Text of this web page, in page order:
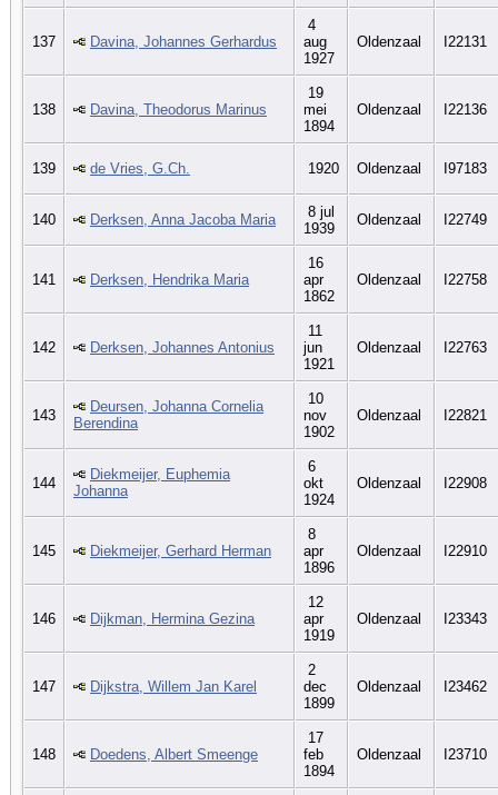
137 Davina, Johannes Gerhardus
4
aug
1927
Oldenzaal I22131
138 Davina, Theodorus Marinus
19
mei
1894
Oldenzaal I22136
139 de Vries, G.Ch. 1920 Oldenzaal I97183
140 Derksen, Anna Jacoba Maria
8 jul
1939
Oldenzaal I22749
141 Derksen, Hendrika Maria
16
apr
1862
Oldenzaal I22758
142 Derksen, Johannes Antonius
11
jun
1921
Oldenzaal I22763
143
Deursen, Johanna Cornelia
Berendina
10
nov
1902
Oldenzaal I22821
144
Diekmeijer, Euphemia
Johanna
6
okt
1924
Oldenzaal I22908
145 Diekmeijer, Gerhard Herman
8
apr
1896
Oldenzaal I22910
146 Dijkman, Hermina Gezina
12
apr
1919
Oldenzaal I23343
147 Dijkstra, Willem Jan Karel
2
dec
1899
Oldenzaal I23462
148 Doedens, Albert Smeenge
17
feb
1894
Oldenzaal I23710